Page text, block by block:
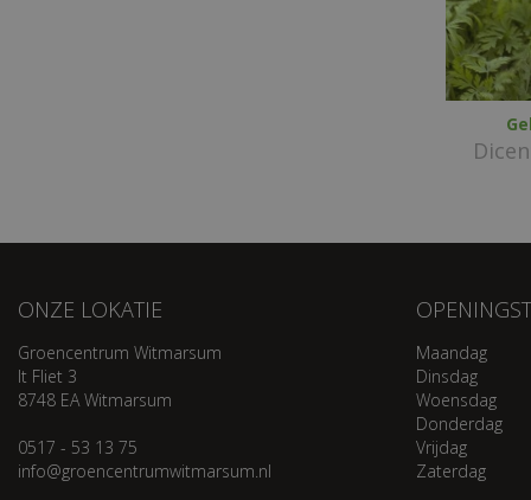
ONZE LOKATIE
Groencentrum Witmarsum
It Fliet 3
8748 EA Witmarsum
0517 - 53 13 75
info@groencentrumwitmarsum.nl
Maandag
Dinsdag
Woensdag
Donderdag
Vrijdag
Zaterdag